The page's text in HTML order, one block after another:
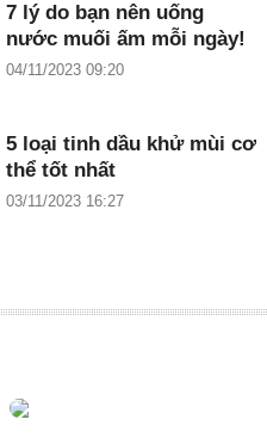
7 lý do bạn nên uống
nước muối ấm mỗi ngày!
04/11/2023 09:20
5 loại tinh dầu khử mùi cơ
thể tốt nhất
03/11/2023 16:27